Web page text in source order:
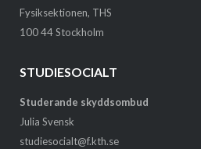
Fysiksektionen, THS
100 44 Stockholm
STUDIESOCIALT
Studerande skyddsombud
Julia Svensk
studiesocialt@f.kth.se